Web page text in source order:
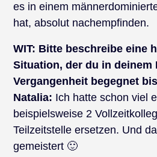
es in einem
hat, absolut nachempfinden.
WIT: Bitte beschreibe eine
Situation, der du in deinem
Vergangenheit begegnet
Natalia: Ich hatte schon viel
beispielsweise 2
Teilzeitstelle ersetzen. Und
gemeistert 🙂